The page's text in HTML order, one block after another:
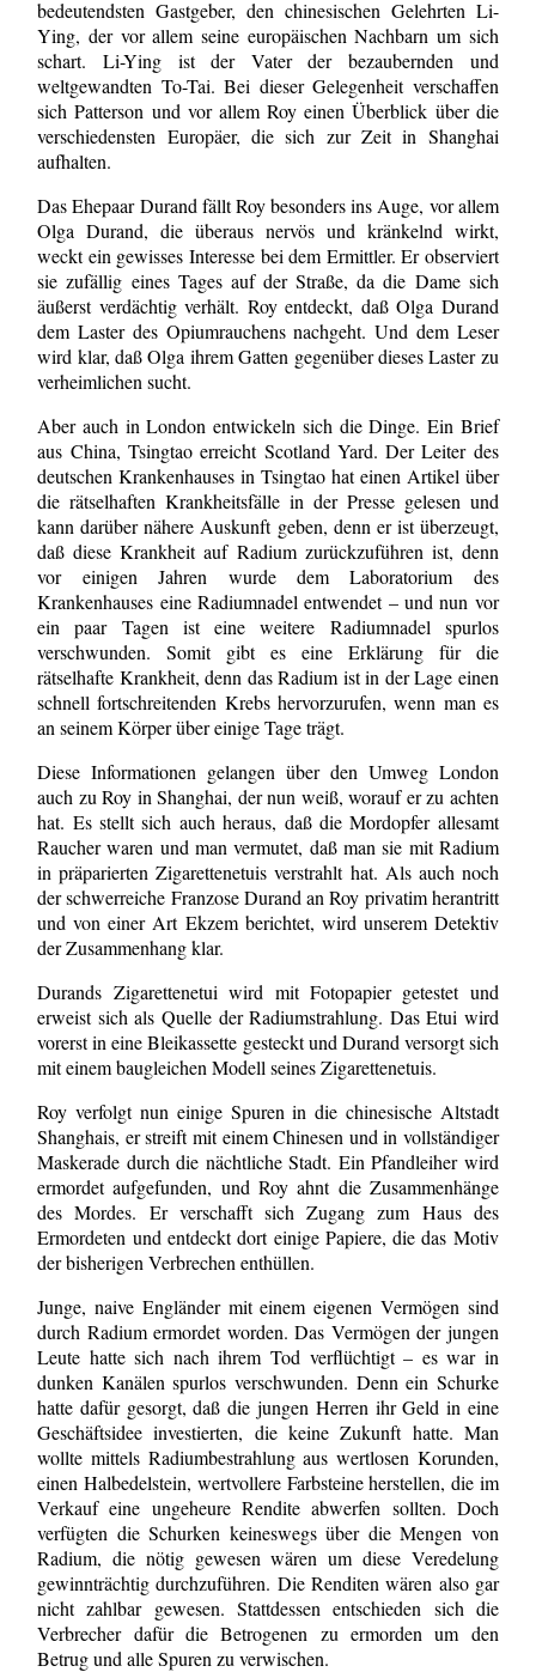
bedeutendsten Gastgeber, den chinesischen Gelehrten Li-
Ying, der vor allem seine europäischen Nachbarn um sich
schart. Li-Ying ist der Vater der bezaubernden und
weltgewandten To-Tai. Bei dieser Gelegenheit verschaffen
sich Patterson und vor allem Roy einen Überblick über die
verschiedensten Europäer, die sich zur Zeit in Shanghai
aufhalten.
Das Ehepaar Durand fällt Roy besonders ins Auge, vor allem
Olga Durand, die überaus nervös und kränkelnd wirkt,
weckt ein gewisses Interesse bei dem Ermittler. Er observiert
sie zufällig eines Tages auf der Straße, da die Dame sich
äußerst verdächtig verhält. Roy entdeckt, daß Olga Durand
dem Laster des Opiumrauchens nachgeht. Und dem Leser
wird klar, daß Olga ihrem Gatten gegenüber dieses Laster zu
verheimlichen sucht.
Aber auch in London entwickeln sich die Dinge. Ein Brief
aus China, Tsingtao erreicht Scotland Yard. Der Leiter des
deutschen Krankenhauses in Tsingtao hat einen Artikel über
die rätselhaften Krankheitsfälle in der Presse gelesen und
kann darüber nähere Auskunft geben, denn er ist überzeugt,
daß diese Krankheit auf Radium zurückzuführen ist, denn
vor einigen Jahren wurde dem Laboratorium des
Krankenhauses eine Radiumnadel entwendet – und nun vor
ein paar Tagen ist eine weitere Radiumnadel spurlos
verschwunden. Somit gibt es eine Erklärung für die
rätselhafte Krankheit, denn das Radium ist in der Lage einen
schnell fortschreitenden Krebs hervorzurufen, wenn man es
an seinem Körper über einige Tage trägt.
Diese Informationen gelangen über den Umweg London
auch zu Roy in Shanghai, der nun weiß, worauf er zu achten
hat. Es stellt sich auch heraus, daß die Mordopfer allesamt
Raucher waren und man vermutet, daß man sie mit Radium
in präparierten Zigarettenetuis verstrahlt hat. Als auch noch
der schwerreiche Franzose Durand an Roy privatim herantritt
und von einer Art Ekzem berichtet, wird unserem Detektiv
der Zusammenhang klar.
Durands Zigarettenetui wird mit Fotopapier getestet und
erweist sich als Quelle der Radiumstrahlung. Das Etui wird
vorerst in eine Bleikassette gesteckt und Durand versorgt sich
mit einem baugleichen Modell seines Zigarettenetuis.
Roy verfolgt nun einige Spuren in die chinesische Altstadt
Shanghais, er streift mit einem Chinesen und in vollständiger
Maskerade durch die nächtliche Stadt. Ein Pfandleiher wird
ermordet aufgefunden, und Roy ahnt die Zusammenhänge
des Mordes. Er verschafft sich Zugang zum Haus des
Ermordeten und entdeckt dort einige Papiere, die das Motiv
der bisherigen Verbrechen enthüllen.
Junge, naive Engländer mit einem eigenen Vermögen sind
durch Radium ermordet worden. Das Vermögen der jungen
Leute hatte sich nach ihrem Tod verflüchtigt – es war in
dunken Kanälen spurlos verschwunden. Denn ein Schurke
hatte dafür gesorgt, daß die jungen Herren ihr Geld in eine
Geschäftsidee investierten, die keine Zukunft hatte. Man
wollte mittels Radiumbestrahlung aus wertlosen Korunden,
einen Halbedelstein, wertvollere Farbsteine herstellen, die im
Verkauf eine ungeheure Rendite abwerfen sollten. Doch
verfügten die Schurken keineswegs über die Mengen von
Radium, die nötig gewesen wären um diese Veredelung
gewinnträchtig durchzuführen. Die Renditen wären also gar
nicht zahlbar gewesen. Stattdessen entschieden sich die
Verbrecher dafür die Betrogenen zu ermorden um den
Betrug und alle Spuren zu verwischen.